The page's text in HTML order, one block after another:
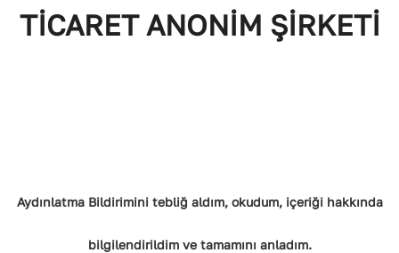
TİCARET ANONİM ŞİRKETİ
Aydınlatma Bildirimini tebliğ aldım, okudum, içeriği hakkında
bilgilendirildim ve tamamını anladım.